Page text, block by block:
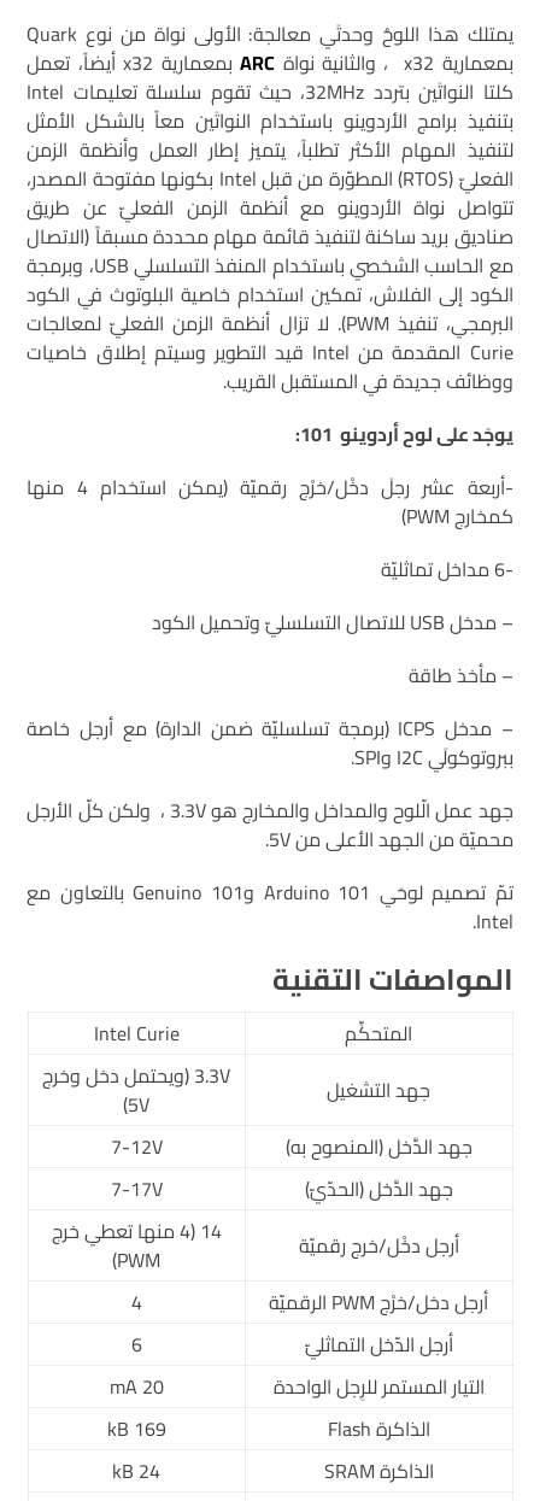
يمتلك هذا اللوحُ وحدتَي معالجة: الأولى نواة من نوع Quark
بمعمارية x32 ، والثانية نواة
ARC
بمعمارية x32 أيضاً، تعمل
كلتا النواتَين بتردد 32MHz، حيث تقوم سلسلة تعليمات Intel
بتنفيذ برامج الأردوينو باستخدام النواتَين معاً بالشكل الأمثل
لتنفيذ المهام الأكثر تطلباً، يتميز إطار العمل وأنظمة الزمن
الفعليّ (RTOS) المطوّرة من قبل Intel بكونها مفتوحة المصدر،
تتواصل نواة الأردوينو مع أنظمة الزمن الفعليّ عن طريق
صناديق بريد ساكنة لتنفيذ قائمة مهام محددة مسبقاً (الاتصال
مع الحاسب الشخصي باستخدام المنفذ التسلسلي USB، وبرمجة
الكود إلى الفلاش، تمكين استخدام خاصية البلوتوث في الكود
البرمجي، تنفيذ PWM). لا تزال أنظمة الزمن الفعليّ لمعالجات
Curie المقدمة من Intel قيد التطوير وسيتم إطلاق خاصيات
ووظائف جديدة في المستقبل القريب.
يوجَد على لوح أردوينو 101:
-أربعة عشر رجلَ دخْل/خرْج رقميّة (يمكن استخدام 4 منها
كمخارج PWM)
-6 مداخل تماثليّة
– مدخل USB للاتصال التسلسليّ وتحميل الكود
– مأخذ طاقة
– مدخل ICPS (برمجة تسلسليّة ضمن الدارة) مع أرجل خاصة
ببروتوكولَي I2C وSPI.
جهد عمل الّلوح والمداخل والمخارج هو 3.3V ، ولكن كلّ الأرجل
محميّة من الجهد الأعلى من 5V.
تمّ تصميم لوحَي Arduino 101 وGenuino 101 بالتعاون مع
Intel.
المواصفات التقنية
المتحكِّم
Intel Curie
جهد التشغيل
3.3V (ويحتمل دخل وخرج
5V)
جهد الدَّخل (المنصوح به)
7-12V
جهد الدَّخل (الحدّيّ)
7-17V
أرجل دخْل/خرج رقميّة
14 (4 منها تعطي خرج
PWM)
أرجل دخل/خرْج PWM الرقميّة
4
أرجل الدّخل التماثليّ
6
التيار المستمر للرِجل الواحدة
20 mA
الذاكرة Flash
169 kB
الذاكرة SRAM
24 kB